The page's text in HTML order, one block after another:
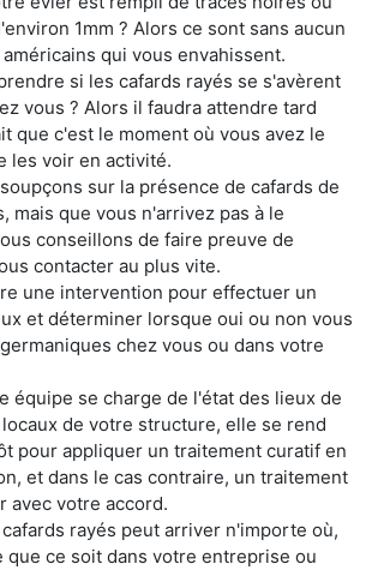
1mm ? Alors ce sont sans aucun
qui vous envahissent.
si les cafards rayés se s'avèrent
vous ? Alors il faudra attendre tard
que c'est le moment où vous avez le
les voir en activité.
sur la présence de cafards de
mais que vous n'arrivez pas à le
conseillons de faire preuve de
contacter au plus vite.
une intervention pour effectuer un
et déterminer lorsque oui ou non vous
chez vous ou dans votre
équipe se charge de l'état des lieux de
de votre structure, elle se rend
pour appliquer un traitement curatif en
et dans le cas contraire, un traitement
avec votre accord.
rayés peut arriver n'importe où,
que ce soit dans votre entreprise ou